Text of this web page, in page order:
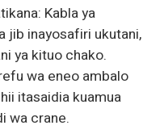
Kabla ya
jib inayosafiri ukutani,
ya kituo chako.
wa eneo ambalo
itasaidia kuamua
wa crane.